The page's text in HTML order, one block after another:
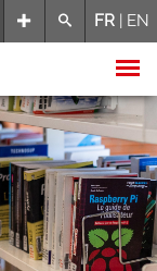
FR | EN